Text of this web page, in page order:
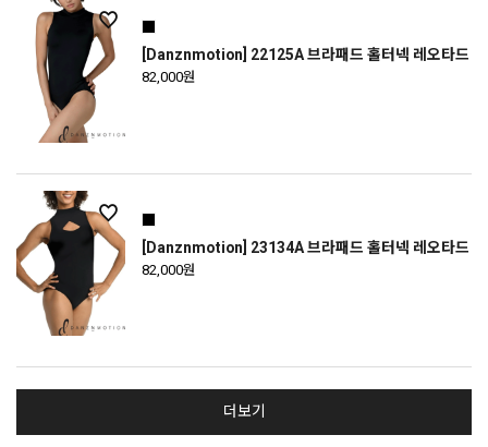
[Danznmotion] 22125A 브라패드 홀터넥 레오타드
82,000원
[Danznmotion] 23134A 브라패드 홀터넥 레오타드
82,000원
더보기